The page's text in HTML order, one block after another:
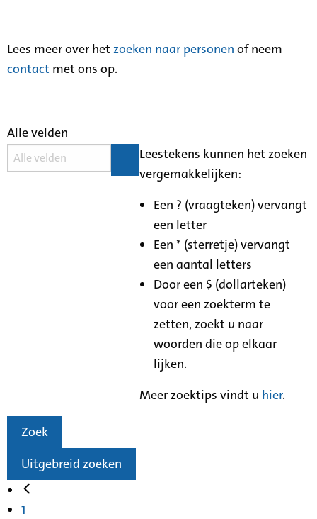
Lees meer over het zoeken naar personen of neem
contact met ons op.
Alle velden
Leestekens kunnen het zoeken
vergemakkelijken:
Een ? (vraagteken) vervangt
een letter
Een * (sterretje) vervangt
een aantal letters
Door een $ (dollarteken)
voor een zoekterm te
zetten, zoekt u naar
woorden die op elkaar
lijken.
Meer zoektips vindt u hier.
Zoek
Uitgebreid zoeken
1